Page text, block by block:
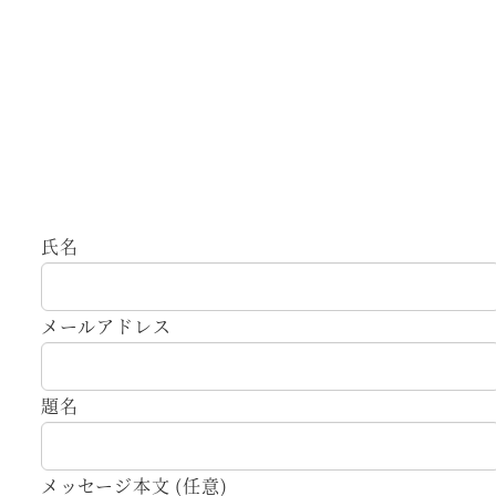
氏名
メールアドレス
題名
メッセージ本文 (任意)